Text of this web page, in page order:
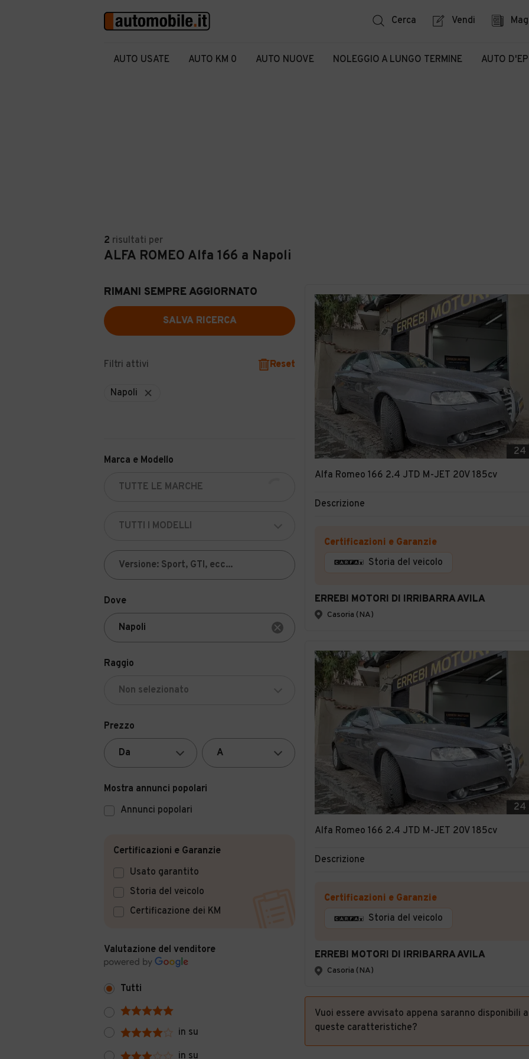
Cerca Vendi
AUTO USATE AUTO KM 0 AUTO NUOVE NOLEGGIO A LUNGO TERMINE AUTO
2 risultati per
ALFA ROMEO Alfa 166 a Napoli
RIMANI SEMPRE AGGIORNATO
SALVA RICERCA
Filtri attivi Reset
Napoli
Marca e Modello
Dove
Raggio
Prezzo
Mostra annunci popolari
Annunci popolari
Certificazioni e Garanzie
Usato garantito
Storia del veicolo
Certificazione dei KM
Valutazione del venditore
Tutti
in su
in su
24
Alfa Romeo 166 2.4 JTD M-JET 20V 185cv
Descrizione
Certificazioni e Garanzie
Storia del veicolo
ERREBI MOTORI DI IRRIBARRA AVILA
Casoria (NA)
24
Alfa Romeo 166 2.4 JTD M-JET 20V 185cv
Descrizione
Certificazioni e Garanzie
Storia del veicolo
ERREBI MOTORI DI IRRIBARRA AVILA
Casoria (NA)
Vuoi essere avvisato appena saranno disponibili
queste caratteristiche?